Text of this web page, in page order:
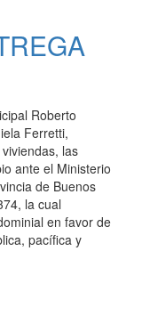
Roberto
Ferretti,
las
ante el Ministerio
de Buenos
la cual
en favor de
pacífica y